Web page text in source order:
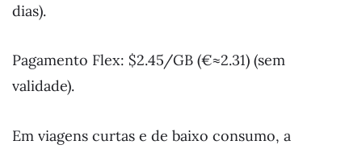
dias).
Pagamento Flex: $2.45/GB (€≈2.31) (sem
validade).
Em viagens curtas e de baixo consumo, a